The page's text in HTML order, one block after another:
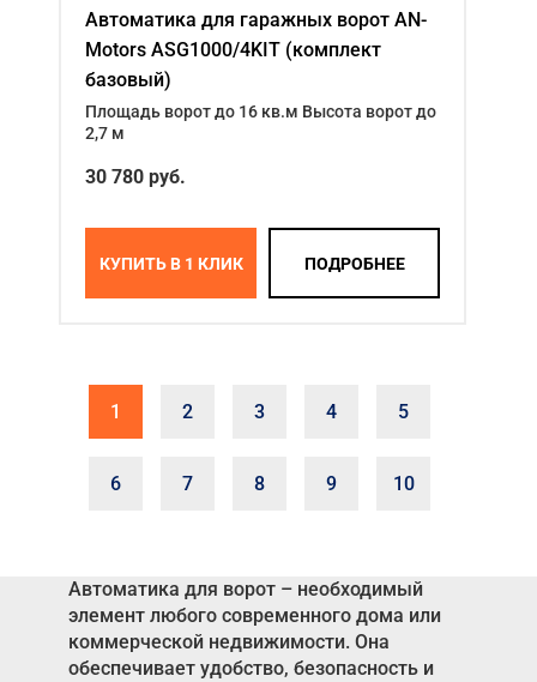
Автоматика для гаражных ворот AN-
Motors ASG1000/4KIT (комплект
базовый)
Площадь ворот до 16 кв.м Высота ворот до
2,7 м
30 780 руб.
КУПИТЬ В 1 КЛИК ПОДРОБНЕЕ
1 2 3 4 5
6 7 8 9 10
Автоматика для ворот – необходимый
элемент любого современного дома или
коммерческой недвижимости. Она
обеспечивает удобство, безопасность и